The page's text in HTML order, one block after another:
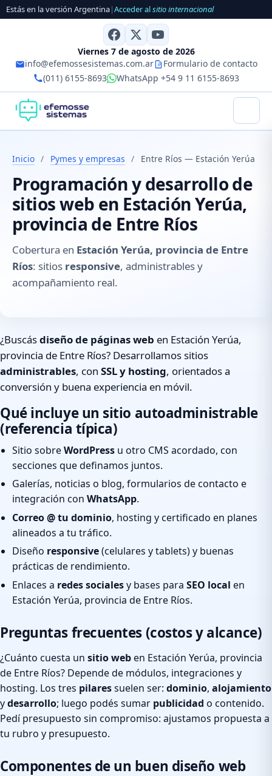
Estás en la versión Argentina|Acceder alsitio internacional
Viernes 7 de agosto de 2026
info@efemossesistemas.com.ar
Formulario de contacto
(011) 6155-8693
WhatsApp +54 9 11 6155-8693
Inicio / Pymes y empresas / Entre Ríos — Estación Yerúa
Programación y desarrollo de
sitios web en Estación Yerúa,
provincia de Entre Ríos
Cobertura en Estación Yerúa, provincia de Entre
Ríos: sitios responsive, administrables y
acompañamiento real.
¿Buscásdiseño de páginas web en Estación Yerúa,
provincia de Entre Ríos? Desarrollamos sitios
administrables, con SSL y hosting, orientados a
conversión y buena experiencia en móvil.
Qué incluye un sitio autoadministrable
(referencia típica)
Sitio sobreWordPress u otro CMS acordado, con
secciones que definamos juntos.
Galerías, noticias o blog, formularios de contacto e
integración con WhatsApp.
Correo @ tu dominio, hosting y certificado en planes
alineados a tu tráfico.
Diseño responsive(celulares y tablets) y buenas
prácticas de rendimiento.
Enlaces a redes socialesy bases para SEO local en
Estación Yerúa, provincia de Entre Ríos.
Preguntas frecuentes (costos y alcance)
¿Cuánto cuesta un sitio weben Estación Yerúa, provincia
de Entre Ríos? Depende de módulos, integraciones y
hosting. Los tres pilaressuelen ser: dominio, alojamiento
ydesarrollo; luego podés sumar publicidad o contenido.
Pedí presupuesto sin compromiso: ajustamos propuesta a
tu rubro y presupuesto.
Componentes de un buen diseño web